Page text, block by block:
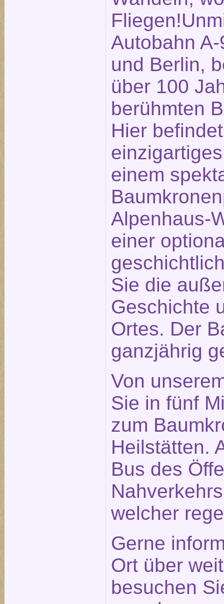
Autobahn
und Berlin,
über 100
berühmten
Hier
einem
Alpenhaus-
einer
Sie die
Geschichte
Ortes. Der
ganzjährig
Von
Sie in fünf
zum
Heilstätten.
Bus des
welcher
Gerne
Ort über
besuchen